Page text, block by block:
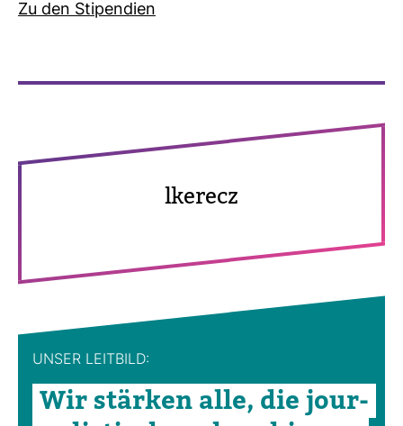
Zu den Sti­pen­dien
lke­recz
UNSER LEIT­BILD:
Wir stärken alle, die jour­